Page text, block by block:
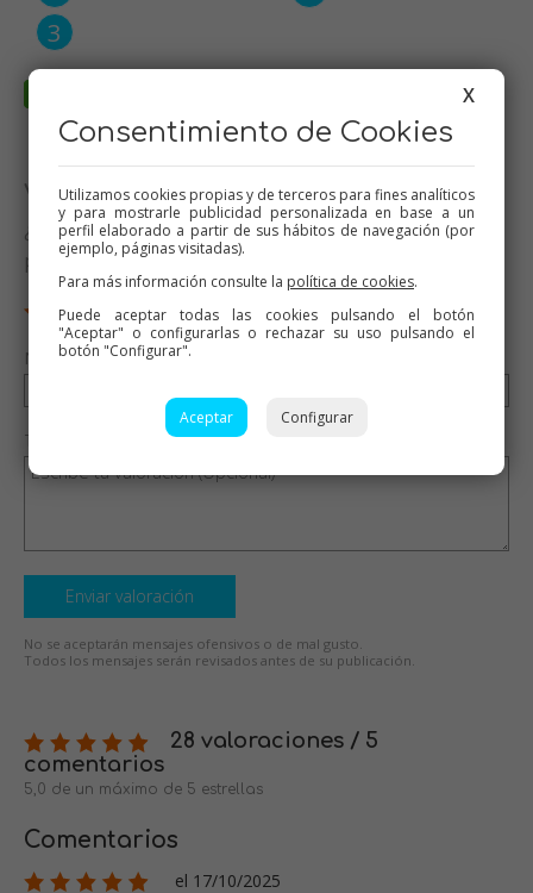
Valora esta receta
¿Te ha gustado esta receta? Valórala y dime qué
piensas
Nombre (opcional)
Tu valoración (opcional)
Enviar valoración
No se aceptarán mensajes ofensivos o de mal gusto.
Todos los mensajes serán revisados antes de su publicación.
28 valoraciones / 5
comentarios
5,0 de un máximo de 5 estrellas
Comentarios
el 17/10/2025
X
Consentimiento de Cookies
Utilizamos cookies propias y de terceros para fines analíticos
y para mostrarle publicidad personalizada en base a un
perfil elaborado a partir de sus hábitos de navegación (por
ejemplo, páginas visitadas).
Para más información consulte la política de cookies.
Puede aceptar todas las cookies pulsando el botón
"Aceptar" o configurarlas o rechazar su uso pulsando el
botón "Configurar".
Aceptar Configurar